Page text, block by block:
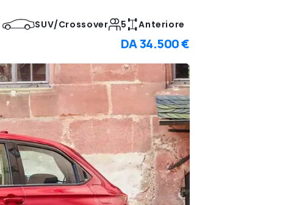
SUV/Crossover 5 Anteriore
DA34.500 €